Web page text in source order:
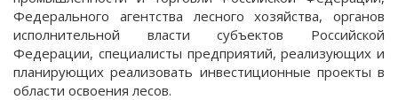
Федерального агентства лесного хозяйства, органов
исполнительной власти субъектов Российской
Федерации, специалисты предприятий, реализующих и
планирующих реализовать инвестиционные проекты в
области освоения лесов.